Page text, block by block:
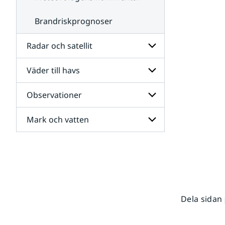
Brandriskprognoser
Radar och satellit
Undersidor
för
Radar
och
satellit
Väder till havs
Undersidor
för
Väder
till
havs
Observationer
Undersidor
för
Mark och vatten
Dela sidan